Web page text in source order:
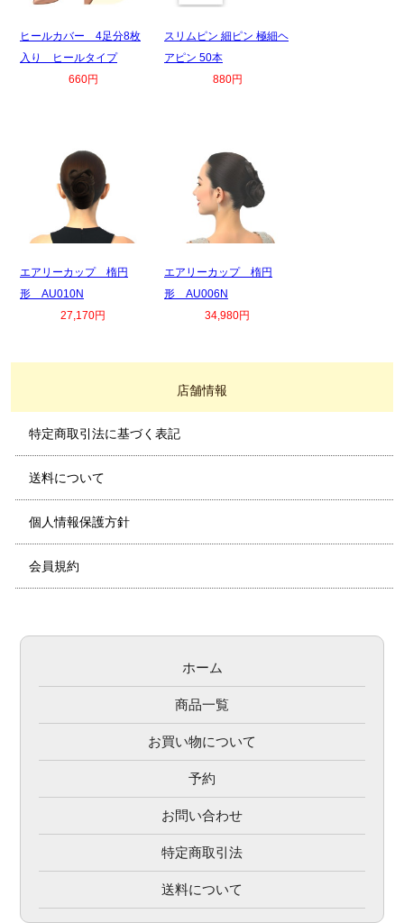
ヒールカバー 4足分8枚
入り ヒールタイプ
660円
スリムピン 細ピン 極細ヘ
アピン 50本
880円
エアリーカップ 楕円
形 AU010N
27,170円
エアリーカップ 楕円
形 AU006N
34,980円
店舗情報
特定商取引法に基づく表記
送料について
個人情報保護方針
会員規約
ホーム
商品一覧
お買い物について
予約
お問い合わせ
特定商取引法
送料について